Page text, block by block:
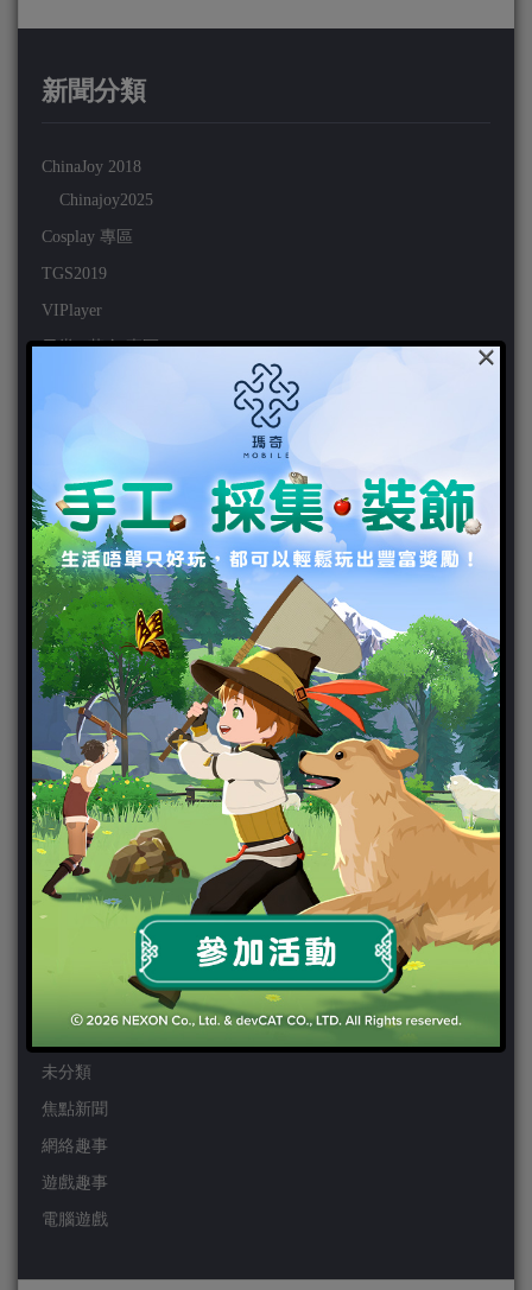
新聞分類
ChinaJoy 2018
Chinajoy2025
Cosplay 專區
TGS2019
VIPlayer
天堂2:革命 專區
官方虛寶
家用遊戲
3DS
PC
PS VITA
PS3
PS4
PSP
Wii
Wiiu
XBOX ONE
XBOX360
未分類
焦點新聞
網絡趣事
遊戲趣事
電腦遊戲
×